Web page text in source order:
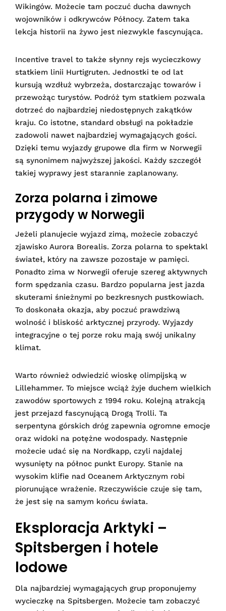
Wikingów. Możecie tam poczuć ducha dawnych
wojowników i odkrywców Północy. Zatem taka
lekcja historii na żywo jest niezwykle fascynująca.
Incentive travel to także słynny rejs wycieczkowy
statkiem linii Hurtigruten. Jednostki te od lat
kursują wzdłuż wybrzeża, dostarczając towarów i
przewożąc turystów. Podróż tym statkiem pozwala
dotrzeć do najbardziej niedostępnych zakątków
kraju. Co istotne, standard obsługi na pokładzie
zadowoli nawet najbardziej wymagających gości.
Dzięki temu wyjazdy grupowe dla firm w Norwegii
są synonimem najwyższej jakości. Każdy szczegół
takiej wyprawy jest starannie zaplanowany.
Zorza polarna i zimowe
przygody w Norwegii
Jeżeli planujecie wyjazd zimą, możecie zobaczyć
zjawisko Aurora Borealis. Zorza polarna to spektakl
świateł, który na zawsze pozostaje w pamięci.
Ponadto zima w Norwegii oferuje szereg aktywnych
form spędzania czasu. Bardzo popularna jest jazda
skuterami śnieżnymi po bezkresnych pustkowiach.
To doskonała okazja, aby poczuć prawdziwą
wolność i bliskość arktycznej przyrody. Wyjazdy
integracyjne o tej porze roku mają swój unikalny
klimat.
Warto również odwiedzić wioskę olimpijską w
Lillehammer. To miejsce wciąż żyje duchem wielkich
zawodów sportowych z 1994 roku. Kolejną atrakcją
jest przejazd fascynującą Drogą Trolli. Ta
serpentyna górskich dróg zapewnia ogromne emocje
oraz widoki na potężne wodospady. Następnie
możecie udać się na Nordkapp, czyli najdalej
wysunięty na północ punkt Europy. Stanie na
wysokim klifie nad Oceanem Arktycznym robi
piorunujące wrażenie. Rzeczywiście czuje się tam,
że jest się na samym końcu świata.
Eksploracja Arktyki –
Spitsbergen i hotele
lodowe
Dla najbardziej wymagających grup proponujemy
wycieczkę na Spitsbergen. Możecie tam zobaczyć